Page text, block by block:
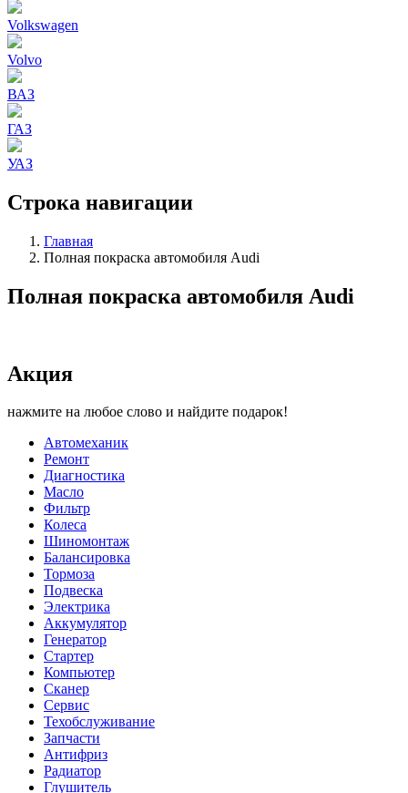
Volkswagen
Volvo
ВАЗ
ГАЗ
УАЗ
Строка навигации
Главная
Полная покраска автомобиля Audi
Полная покраска автомобиля Audi
Акция
нажмите на любое слово и найдите подарок!
Автомеханик
Ремонт
Диагностика
Масло
Фильтр
Колеса
Шиномонтаж
Балансировка
Тормоза
Подвеска
Электрика
Аккумулятор
Генератор
Стартер
Компьютер
Сканер
Сервис
Техобслуживание
Запчасти
Антифриз
Радиатор
Глушитель